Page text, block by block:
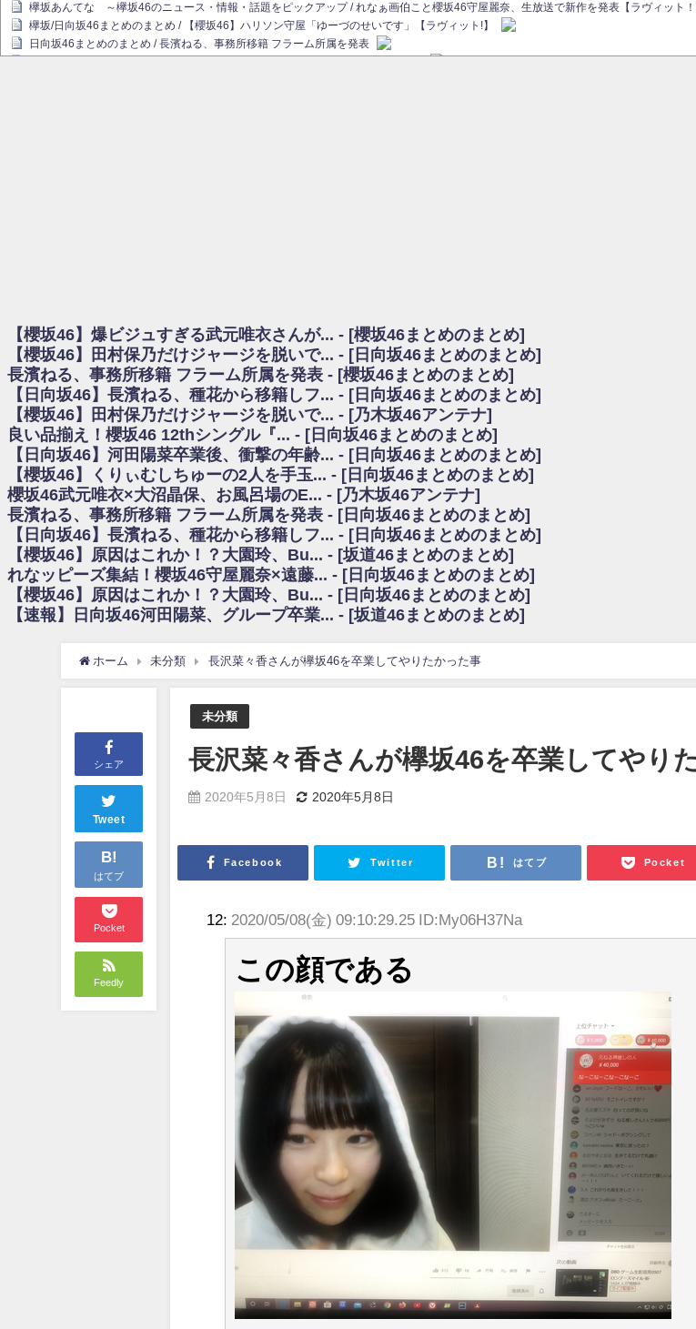
欅坂あんてな ～欅坂46のニュース・情報・話題をピックアップ / れなぁ画伯こと櫻坂46守屋麗奈、生放送で新作を発表【ラヴィット！
欅坂/日向坂46まとめのまとめ / 【櫻坂46】ハリソン守屋「ゆーづのせいです」【ラヴィット!】
日向坂46まとめのまとめ / 長濱ねる、事務所移籍 フラーム所属を発表
乃木坂欅坂まとめのまとめ / 【日向坂46】この月、何かあるのか！？『お願いバッハ！』ミーグリ日程がこちら
欅坂/日向坂46まとめのまとめ / 【櫻坂46】ミーグリで喧嘩！？山下瞳月、これはマジギレしてる
乃木坂46アンテナ / 【櫻坂46】ハリソン守屋「ゆーづのせいです」【ラヴィット!】
乃木坂あんてな ～乃木坂46・欅坂46・日向坂46のニュース・情報・話題をピックアップ / 良い品揃え！櫻坂46 12thシングル『Make
日向坂46まとめのまとめ / 【日向坂46】この月、何かあるのか！？『お願いバッハ！』ミーグリ日程がこちら
日向坂46まとめのまとめ / 【元日向坂46】この卒業生、めちゃくちゃテレビで見かけるな
欅坂/日向坂46まとめのまとめ / 【櫻坂46】リアルミーグリであの販売も！『Make or Break』オフィシャルグッズ解禁
乃木坂46アンテナ / 【櫻坂46】ミーグリで喧嘩！？山下瞳月、これはマジギレしてる
乃木坂あんてな ～乃木坂46・欅坂46・日向坂46のニュース・情報・話題をピックアップ / れなッピーズ集結！櫻坂46守屋麗奈×遠藤理
日向坂46まとめのまとめ / 【日向坂46】富田鈴花、次の事務所が決まってそう！？
日向坂46まとめのまとめ / 【日向坂46】富田鈴花、次の事務所が決まってそう！？
乃木坂46アンテナ / 【日向坂46】この月、何かあるのか！？『お願いバッハ！』ミーグリ日程がこちら
乃木坂あんてな ～乃木坂46・欅坂46・日向坂46のニュース・情報・話題をピックアップ / 日向坂46卒業後初共演！佐々木久美さん、
欅坂46/日向坂46まとめのまとめ / 『anan』の表紙の櫻坂46さん、多様性の時代だと話題に
欅坂46/日向坂46まとめのまとめ / 日向坂46より重大発表！！！！
日向坂46まとめのまとめ / 【朗報】増田三莉音さんの生足wwwwwwwwwwww
日向坂46まとめのまとめ / 【日向坂46】五期生着ぐるみ生写真も！ 富田鈴花考案グッズ＆生写真5種が公開される
アイドル – ぷぅアンテナ / 「乃木坂46ののぎおび⊿」北野日奈子が生配信！【2022.3.22 17:15〜 SHOWROOM】
アイドル – ぷぅアンテナ / 2022年3月22日（火）のメディア情報
アイドル – ぷぅアンテナ / 【乃木坂46】井上和の『なぎおはぎ』って こんぺいとう×いちごみるく×マヨラー星人 と同じと考えてよろし
アイドル – ぷぅアンテナ / 【乃木坂46】日村勇紀 gif職人が切り抜いた名シーン.gif
ふぇどみ！ / 【悲報】呪術廻戦、視聴率5.1%
ふぇどみ！ / 【画像】スポ－ツキャスターお姉さん・ハメまくりだったｗｗｗｗｗｗｗｗｗｗｗｗ
ふぇどみ！ / 【悲報】母「裕福な過程が高学歴になるとか大嘘。教育に金をかけまくったうちの息子が団地住みの貧乏に学歴で負けた」
Powered by livedoor 相互RSS
【櫻坂46】爆ビジュすぎる武元唯衣さんが... - [櫻坂46まとめのまとめ]
【櫻坂46】田村保乃だけジャージを脱いで... - [日向坂46まとめのまとめ]
長濱ねる、事務所移籍 フラーム所属を発表 - [櫻坂46まとめのまとめ]
【日向坂46】長濱ねる、種花から移籍しフ... - [日向坂46まとめのまとめ]
【櫻坂46】田村保乃だけジャージを脱いで... - [乃木坂46アンテナ]
良い品揃え！櫻坂46 12thシングル『... - [日向坂46まとめのまとめ]
【日向坂46】河田陽菜卒業後、衝撃の年齢... - [日向坂46まとめのまとめ]
【櫻坂46】くりぃむしちゅーの2人を手玉... - [日向坂46まとめのまとめ]
櫻坂46武元唯衣×大沼晶保、お風呂場のE... - [乃木坂46アンテナ]
長濱ねる、事務所移籍 フラーム所属を発表 - [日向坂46まとめのまとめ]
【日向坂46】長濱ねる、種花から移籍しフ... - [日向坂46まとめのまとめ]
【櫻坂46】原因はこれか！？大園玲、Bu... - [坂道46まとめのまとめ]
れなッピーズ集結！櫻坂46守屋麗奈×遠藤... - [日向坂46まとめのまとめ]
【櫻坂46】原因はこれか！？大園玲、Bu... - [日向坂46まとめのまとめ]
【速報】日向坂46河田陽菜、グループ卒業... - [坂道46まとめのまとめ]
ホーム 未分類 長沢菜々香さんが欅坂46を卒業してやりたかった事
シェア
Tweet
B!
はてブ
Pocket
Feedly
未分類
長沢菜々香さんが欅坂46を卒業してやり
2020年5月8日 2020年5月8日
Facebook Twitter はてブ Pocket
12: 2020/05/08(金) 09:10:29.25 ID:My06H37Na
この顔である